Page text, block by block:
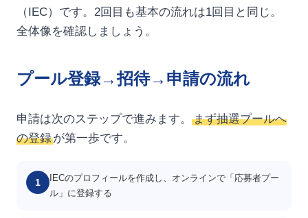
（IEC）です。2回目も基本の流れは1回目と同じ。
全体像を確認しましょう。
プール登録→招待→申請の流れ
申請は次のステップで進みます。
まず抽選プールへ
の登録が第一歩です。
1
IECのプロフィールを作成し、オンラインで「応募者プー
ル」に登録する